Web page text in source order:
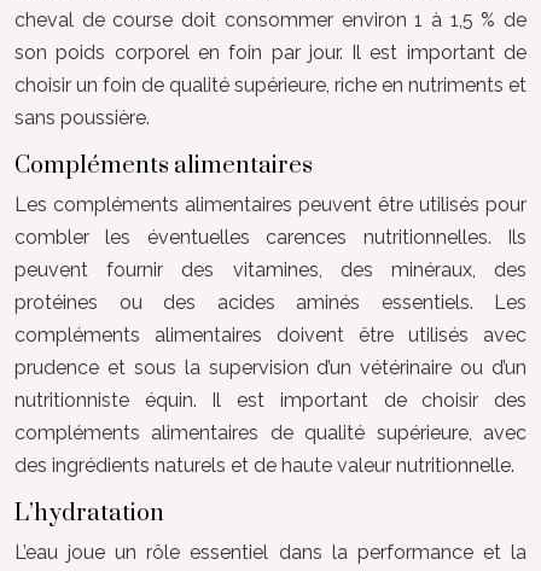
cheval de course doit consommer environ 1 à 1,5 % de
son poids corporel en foin par jour. Il est important de
choisir un foin de qualité supérieure, riche en nutriments et
sans poussière.
Compléments alimentaires
Les compléments alimentaires peuvent être utilisés pour
combler les éventuelles carences nutritionnelles. Ils
peuvent fournir des vitamines, des minéraux, des
protéines ou des acides aminés essentiels. Les
compléments alimentaires doivent être utilisés avec
prudence et sous la supervision d’un vétérinaire ou d’un
nutritionniste équin. Il est important de choisir des
compléments alimentaires de qualité supérieure, avec
des ingrédients naturels et de haute valeur nutritionnelle.
L’hydratation
L’eau joue un rôle essentiel dans la performance et la